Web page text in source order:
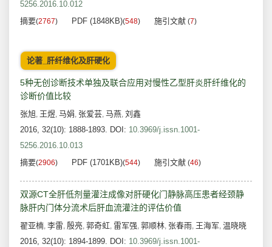
5256.2016.10.012
摘要(2767) PDF (1848KB)(548) 施引文献 (7)
论著_肝纤维化及肝硬化
5种无创诊断技术单独及联合应用对慢性乙型肝炎肝纤维化的
诊断价值比较
张旭, 王煜, 马娟, 张爱芸, 马燕, 刘鑫
2016, 32(10): 1888-1893. DOI: 10.3969/j.issn.1001-
5256.2016.10.013
摘要(2906) PDF (1701KB)(544) 施引文献 (46)
双源CT全肝低剂量灌注成像对肝硬化门静脉高压患者经颈静
脉肝内门体分流术后肝血流灌注的评估价值
翟亚楠, 李雷, 殷亮, 郭奇虹, 雷军强, 郭顺林, 张春雨, 王海军, 温晓晓
2016, 32(10): 1894-1899. DOI: 10.3969/j.issn.1001-